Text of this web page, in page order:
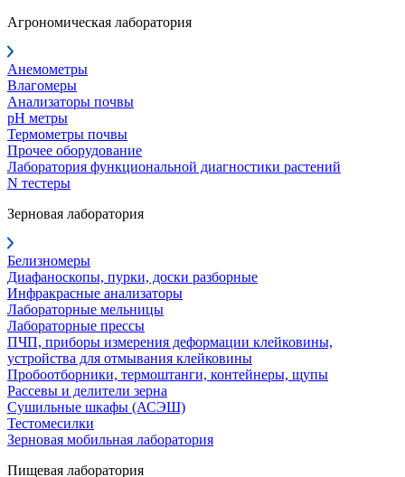
Агрономическая лаборатория
Анемометры
Влагомеры
Анализаторы почвы
pH метры
Термометры почвы
Прочее оборудование
Лаборатория функциональной диагностики растений
N тестеры
Зерновая лаборатория
Белизномеры
Диафаноскопы, пурки, доски разборные
Инфракрасные анализаторы
Лабораторные мельницы
Лабораторные прессы
ПЧП, приборы измерения деформации клейковины,
устройства для отмывания клейковины
Пробоотборники, термоштанги, контейнеры, щупы
Рассевы и делители зерна
Сушильные шкафы (АСЭШ)
Тестомесилки
Зерновая мобильная лаборатория
Пищевая лаборатория